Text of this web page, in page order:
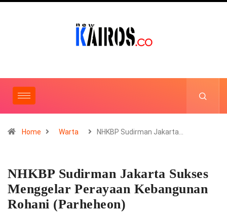
Home Warta NHKBP Sudirman Jakarta…
NHKBP Sudirman Jakarta Sukses
Menggelar Perayaan Kebangunan
Rohani (Parheheon)